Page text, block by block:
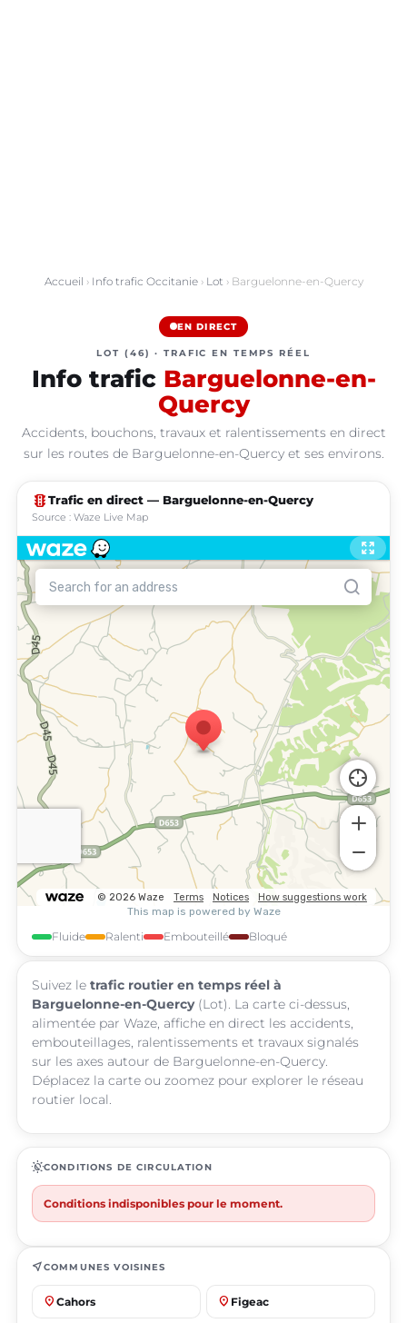
Accueil › Info trafic Occitanie› Lot › Barguelonne-en-Quercy
EN DIRECT
LOT (46) · TRAFIC EN TEMPS RÉEL
Info trafic Barguelonne-en-
Quercy
Accidents, bouchons, travaux et ralentissements en direct
sur les routes de Barguelonne-en-Quercy et ses environs.
traffic Trafic en direct — Barguelonne-en-Quercy
Source : Waze Live Map
Fluide Ralenti Embouteillé Bloqué
Suivez le trafic routier en temps réel à
Barguelonne-en-Quercy(Lot). La carte ci-dessus,
alimentée par Waze, affiche en direct les accidents,
embouteillages, ralentissements et travaux signalés
sur les axes autour de Barguelonne-en-Quercy.
Déplacez la carte ou zoomez pour explorer le réseau
routier local.
routineCONDITIONS DE CIRCULATION
Conditions indisponibles pour le moment.
near_meCOMMUNES VOISINES
place Cahors place Figeac